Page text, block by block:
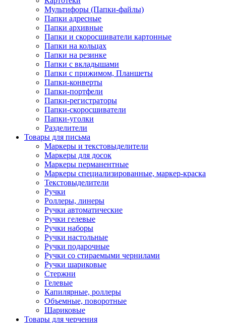
Мультифоры (Папки-файлы)
Папки адресные
Папки архивные
Папки и скоросшиватели картонные
Папки на кольцах
Папки на резинке
Папки с вкладышами
Папки с прижимом, Планшеты
Папки-конверты
Папки-портфели
Папки-регистраторы
Папки-скоросшиватели
Папки-уголки
Разделители
Товары для письма
Маркеры и текстовыделители
Маркеры для досок
Маркеры перманентные
Маркеры специализированные, маркер-краска
Текстовыделители
Ручки
Роллеры, линеры
Ручки автоматические
Ручки гелевые
Ручки наборы
Ручки настольные
Ручки подарочные
Ручки со стираемыми чернилами
Ручки шариковые
Стержни
Гелевые
Капилярные, роллеры
Объемные, поворотные
Шариковые
Товары для черчения